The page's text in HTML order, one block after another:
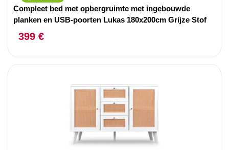
Compleet bed met opbergruimte met ingebouwde
planken en USB-poorten Lukas 180x200cm Grijze Stof
399 €